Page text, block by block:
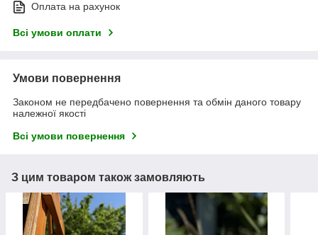
Оплата на рахунок
Всі умови оплати
Умови повернення
Законом не передбачено повернення та обмін даного товару
належної якості
Всі умови повернення
З цим товаром також замовляють